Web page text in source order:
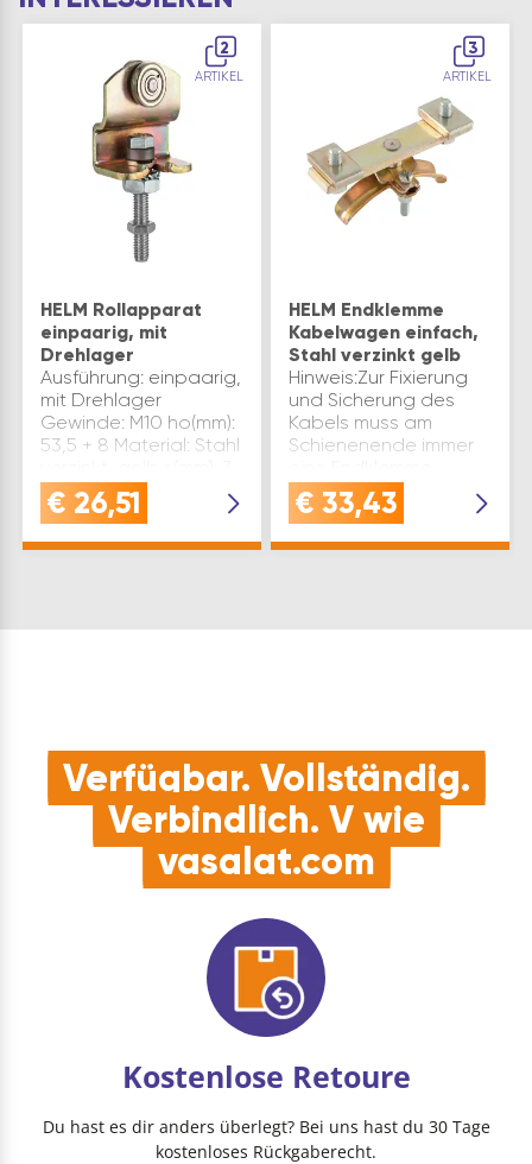
2
ARTIKEL
HELM Rollapparat
einpaarig, mit
Drehlager
Ausführung: einpaarig,
mit Drehlager
Gewinde: M10 ho(mm):
53,5 + 8 Material: Stahl
Tragkraft(kg): 30 Type:
185 Verwendung: Tore
€ 26,51
3
ARTIKEL
HELM Endklemme
Kabelwagen einfach,
Stahl verzinkt gelb
Hinweis:Zur Fixierung
und Sicherung des
Kabels muss am
Schienenende immer
gesetzt werden.Auf
Anfrage auch mit 2-
€ 33,43
Verfügbar. Vollständig.
Verbindlich. V wie
vasalat.com
Kostenlose Retoure
Du hast es dir anders überlegt? Bei uns hast du 30 Tage
kostenloses Rückgaberecht.